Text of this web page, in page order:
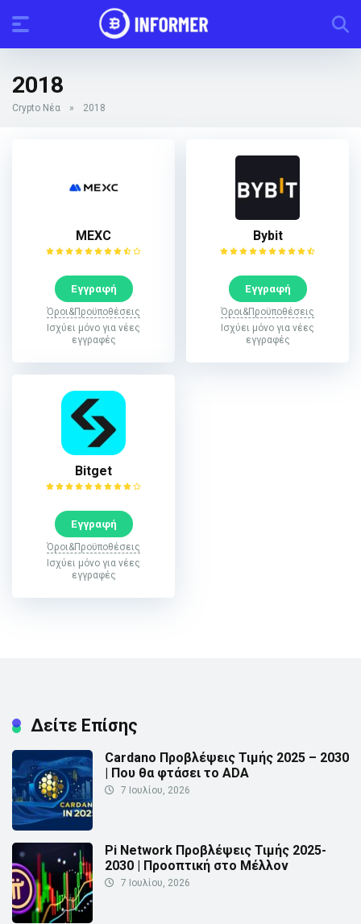
2018
Crypto Νέα » 2018
MEXC
Εγγραφή
Όροι&Προϋποθέσεις
Ισχύει μόνο για νέες
εγγραφές
Bybit
Εγγραφή
Όροι&Προϋποθέσεις
Ισχύει μόνο για νέες
εγγραφές
Bitget
Εγγραφή
Όροι&Προϋποθέσεις
Ισχύει μόνο για νέες
εγγραφές
Δείτε Επίσης
Cardano Προβλέψεις Τιμής 2025 – 2030
| Που θα φτάσει το ADA
7 Ιουλίου, 2026
Pi Network Προβλέψεις Τιμής 2025-
2030 | Προοπτική στο Μέλλον
7 Ιουλίου, 2026